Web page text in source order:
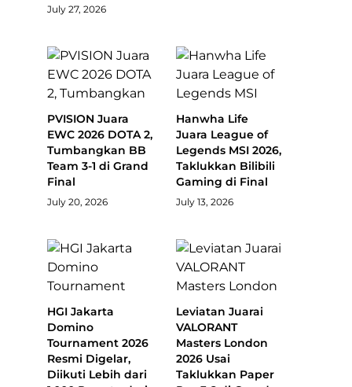
July 27, 2026
PVISION Juara
EWC 2026 DOTA 2,
Tumbangkan BB
Team 3-1 di Grand
Final
July 20, 2026
Hanwha Life
Juara League of
Legends MSI 2026,
Taklukkan Bilibili
Gaming di Final
July 13, 2026
HGI Jakarta
Domino
Tournament 2026
Resmi Digelar,
Diikuti Lebih dari
Leviatan Juarai
VALORANT
Masters London
2026 Usai
Taklukkan Paper